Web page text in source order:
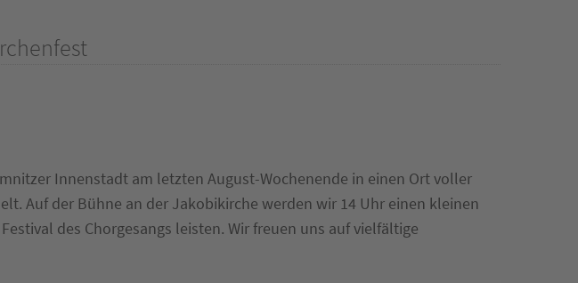
Innenstadt am letzten August-Wochenende in einen Ort voller
Auf der Bühne an der Jakobikirche werden wir 14 Uhr einen kleinen
des Chorgesangs leisten. Wir freuen uns auf vielfältige